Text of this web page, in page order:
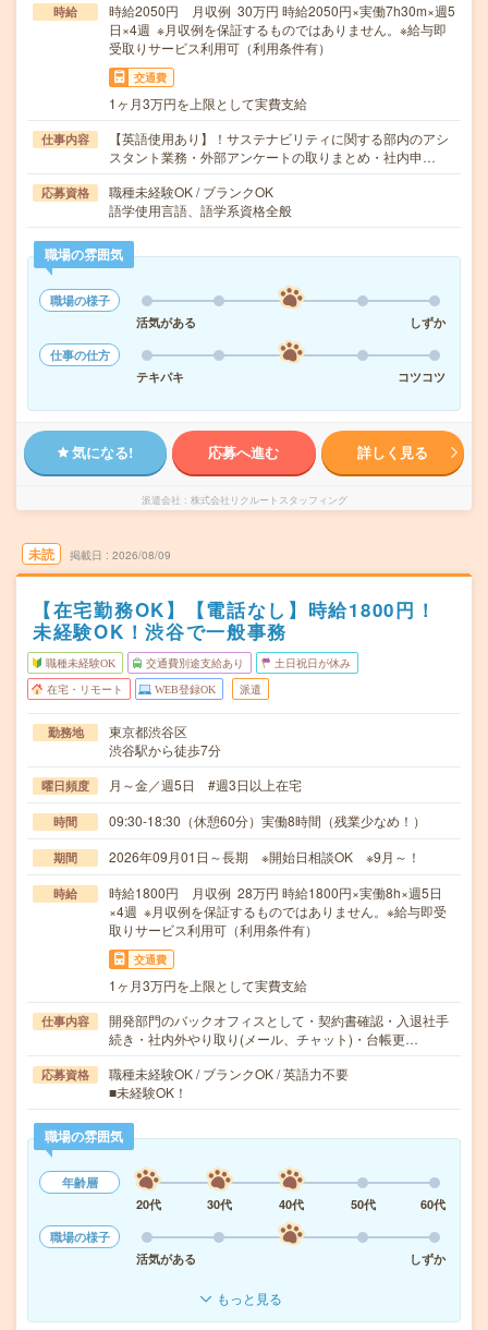
時給
時給2050円 月収例 30万円 時給2050円×実働7h30m×週5
日×4週 ※月収例を保証するものではありません。※給与即
受取りサービス利用可（利用条件有）
交通費
1ヶ月3万円を上限として実費支給
仕事内容
【英語使用あり】！サステナビリティに関する部内のアシ
スタント業務・外部アンケートの取りまとめ・社内申…
応募資格
職種未経験OK / ブランクOK
語学使用言語、語学系資格全般
職場の雰囲気
職場の様子
活気がある
しずか
仕事の仕方
テキパキ
コツコツ
気になる! 応募へ進む 詳しく見る
派遣会社 株式会社リクルートスタッフィング
未読 掲載日 2026/08/09
【在宅勤務OK】【電話なし】時給1800円！
未経験OK！渋谷で一般事務
職種未経験OK 交通費別途支給あり 土日祝日が休み
在宅・リモート WEB登録OK 派遣
勤務地
東京都渋谷区
渋谷駅から徒歩7分
曜日頻度 月～金／週5日 #週3日以上在宅
時間 09:30-18:30（休憩60分）実働8時間（残業少なめ！）
期間 2026年09月01日～長期 ※開始日相談OK ※9月～！
時給
時給1800円 月収例 28万円 時給1800円×実働8h×週5日
×4週 ※月収例を保証するものではありません。※給与即受
取りサービス利用可（利用条件有）
交通費
1ヶ月3万円を上限として実費支給
仕事内容
開発部門のバックオフィスとして・契約書確認・入退社手
続き・社内外やり取り(メール、チャット)・台帳更…
応募資格
職種未経験OK / ブランクOK / 英語力不要
■未経験OK！
職場の雰囲気
年齢層
20代
30代 40代 50代
60代
職場の様子
活気がある
しずか
もっと見る